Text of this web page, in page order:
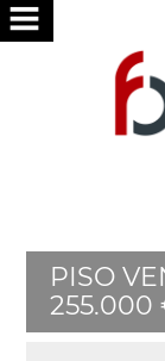
NOSOTROS
BUSCAMOS
PORPISO
255.000